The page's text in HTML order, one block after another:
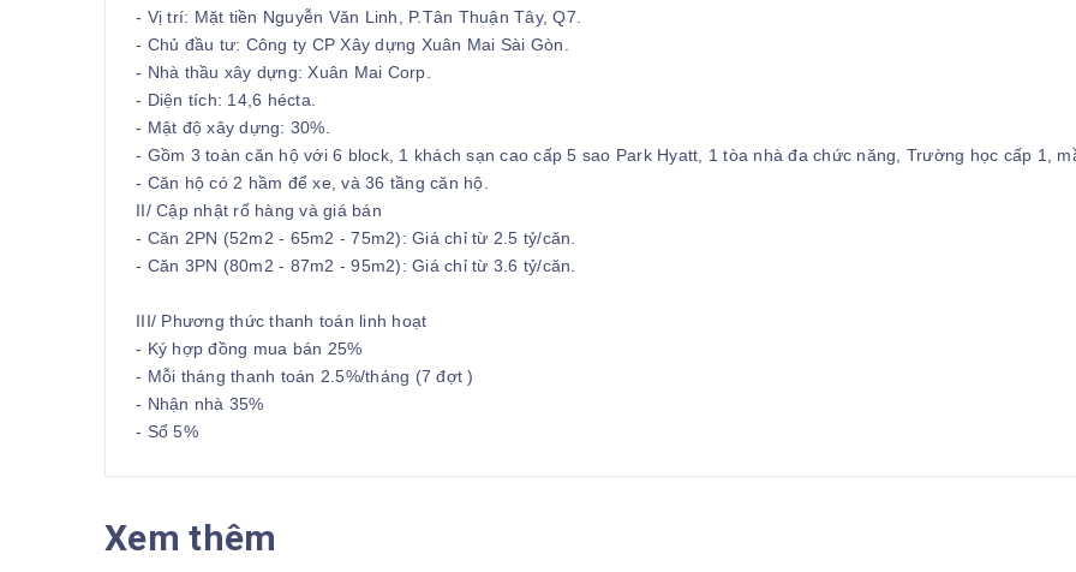
- Vị trí: Mặt tiền Nguyễn Văn Linh, P.Tân Thuận Tây, Q7.
- Chủ đầu tư: Công ty CP Xây dựng Xuân Mai Sài Gòn.
- Nhà thầu xây dựng: Xuân Mai Corp.
- Diện tích: 14,6 hécta.
- Mật độ xây dựng: 30%.
- Gồm 3 toàn căn hộ với 6 block, 1 khách sạn cao cấp 5 sao Park Hyatt, 1 tòa nhà đa chức năng, Trường học cấp 1,
- Căn hộ có 2 hầm để xe, và 36 tầng căn hộ.
II/ Cập nhật rổ hàng và giá bán
- Căn 2PN (52m2 - 65m2 - 75m2): Giá chỉ từ 2.5 tỷ/căn.
- Căn 3PN (80m2 - 87m2 - 95m2): Giá chỉ từ 3.6 tỷ/căn.
III/ Phương thức thanh toán linh hoạt
- Ký hợp đồng mua bán 25%
- Mỗi tháng thanh toán 2.5%/tháng (7 đợt )
- Nhận nhà 35%
- Sổ 5%
Xem thêm